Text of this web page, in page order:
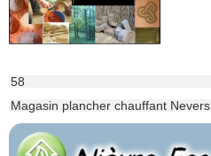
58
Magasin plancher chauffant Nevers